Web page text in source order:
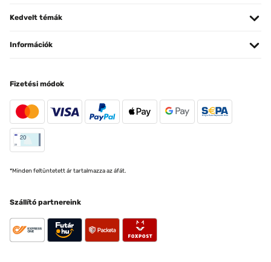
Kedvelt témák
Információk
Fizetési módok
*Minden feltüntetett ár tartalmazza az áfát.
Szállító partnereink